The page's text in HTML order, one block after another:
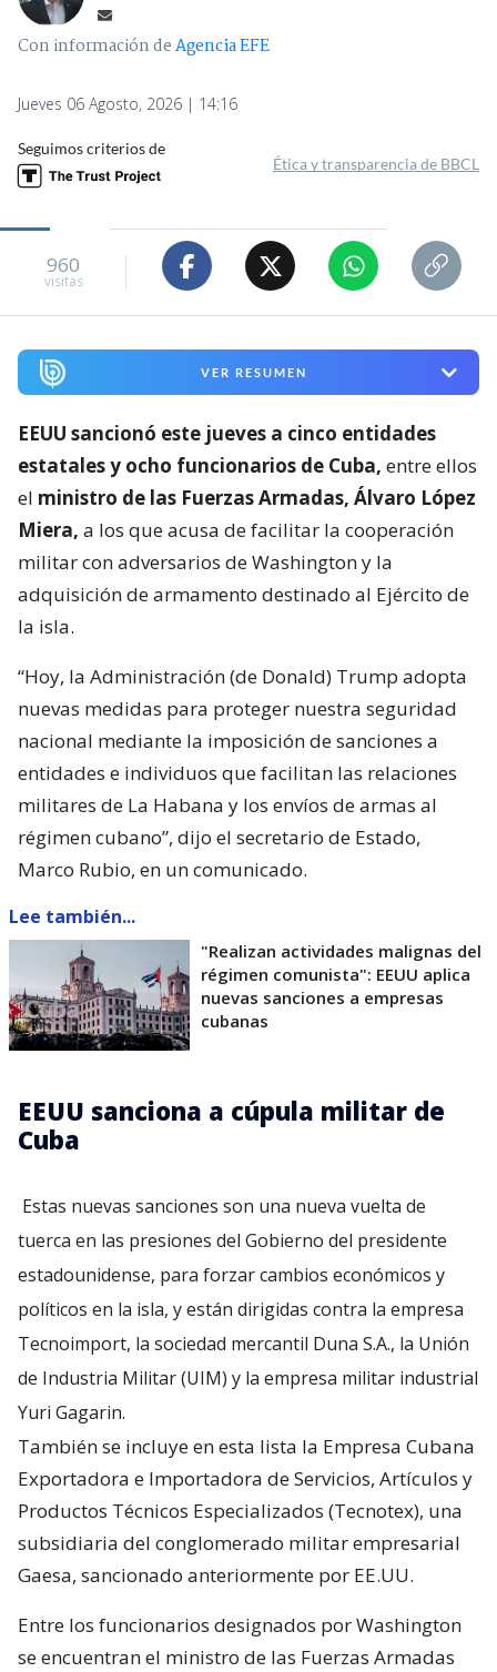
Con información deAgencia EFE
Jueves 06 Agosto, 2026 | 14:16
Seguimos criterios de
Ética y transparencia de BBCL
960
visitas
VER RESUMEN
EEUU sancionó este jueves a cinco entidades
estatales y ocho funcionarios de Cuba, entre ellos
el ministro de las Fuerzas Armadas, Álvaro López
Miera, a los que acusa de facilitar la cooperación
militar con adversarios de Washington y la
adquisición de armamento destinado al Ejército de
la isla.
“Hoy, la Administración (de Donald) Trump adopta
nuevas medidas para proteger nuestra seguridad
nacional mediante la imposición de sanciones a
entidades e individuos que facilitan las relaciones
militares de La Habana y los envíos de armas al
régimen cubano”, dijo el secretario de Estado,
Marco Rubio, en un comunicado.
Lee también...
"Realizan actividades malignas del
régimen comunista": EEUU aplica
nuevas sanciones a empresas
cubanas
EEUU sanciona a cúpula militar de
Cuba
Estas nuevas sanciones son una nueva vuelta de
tuerca en las presiones del Gobierno del presidente
estadounidense, para forzar cambios económicos y
políticos en la isla, y están dirigidas contra la empresa
Tecnoimport, la sociedad mercantil Duna S.A., la Unión
de Industria Militar (UIM) y la empresa militar industrial
Yuri Gagarin.
También se incluye en esta lista la Empresa Cubana
Exportadora e Importadora de Servicios, Artículos y
Productos Técnicos Especializados (Tecnotex), una
subsidiaria del conglomerado militar empresarial
Gaesa, sancionado anteriormente por EE.UU.
Entre los funcionarios designados por Washington
se encuentran el ministro de las Fuerzas Armadas